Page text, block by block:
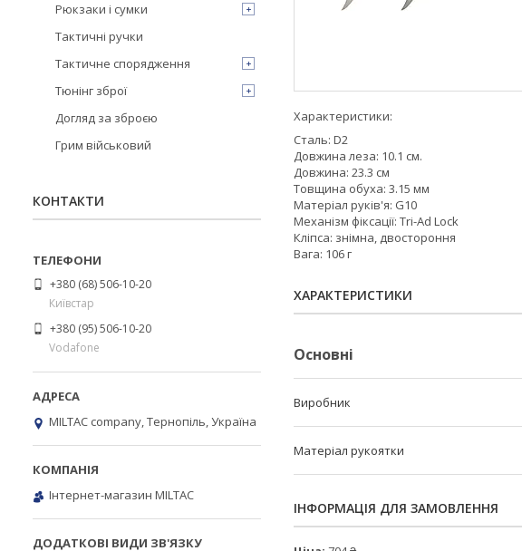
Характеристики:
Сталь: D2
Довжина леза: 10.1 см.
Довжина: 23.3 см
Товщина обуха: 3.15 мм
Матеріал руків'я: G10
Механізм фіксації: Tri-Ad Lock
Кліпса: знімна, двостороння
Вага: 106 г
ХАРАКТЕРИСТИКИ
Основні
Виробник
Матеріал рукоятки
ІНФОРМАЦІЯ ДЛЯ ЗАМОВЛЕННЯ
Рюкзаки і сумки
Тактичні ручки
Тактичне спорядження
Тюнінг зброї
Догляд за зброєю
Грим військовий
КОНТАКТИ
+380 (68) 506-10-20
Київстар
+380 (95) 506-10-20
Vodafone
MILTAC company, Тернопіль, Україна
Інтернет-магазин MILTAC